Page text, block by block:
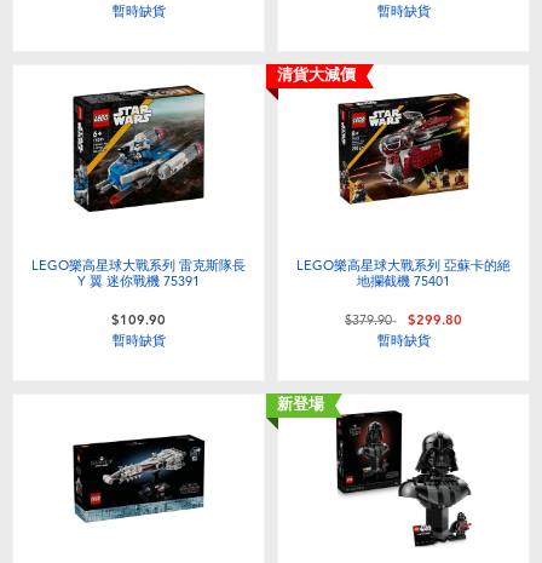
暫時缺貨 暫時缺貨
LEGO樂高星球大戰系列 雷克斯隊長
Y 翼 迷你戰機 75391
$109.90
暫時缺貨
清貨大減價
LEGO樂高星球大戰系列 亞蘇卡的絕
地攔截機 75401
價格從
$379.90至$299.80
暫時缺貨
新登場